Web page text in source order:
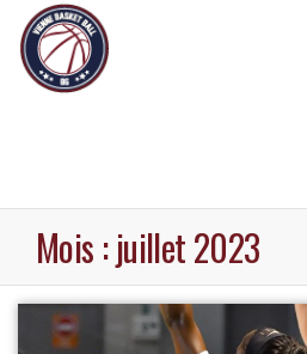
Mois :juillet 2023